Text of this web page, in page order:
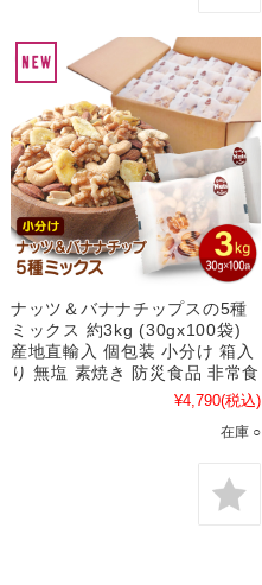
ナッツ＆バナナチップスの5種
ミックス 約3kg (30gx100袋)
産地直輸入 個包装 小分け 箱入
り 無塩 素焼き 防災食品 非常食
¥4,790(税込)
在庫 ○